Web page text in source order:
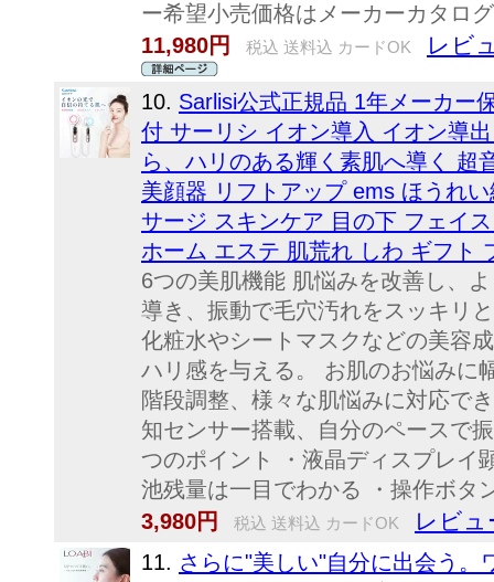
ー希望小売価格はメーカーカタロ
11,980円
税込 送料込 カードOK レビ
10. Sarlisi公式正規品 1年メーカー
付 サーリシ イオン導入 イオン導
ら、ハリのある輝く素肌へ導く 超
美顔器 リフトアップ ems ほうれ
サージ スキンケア 目の下 フェイ
ホーム エステ 肌荒れ しわ ギフト
6つの美肌機能 肌悩みを改善し、
導き、振動で毛穴汚れをスッキリ
化粧水やシートマスクなどの美容
ハリ感を与える。 お肌のお悩みに
階段調整、様々な肌悩みに対応で
知センサー搭載、自分のペースで
つのポイント ・液晶ディスプレイ
池残量は一目でわかる ・操作ボタ
3,980円
税込 送料込 カードOK レビュ
11. さらに"美しい"自分に出会う。